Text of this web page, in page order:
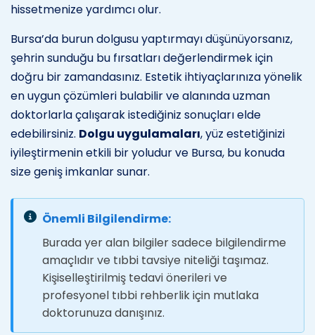
hissetmenize yardımcı olur.
Bursa’da burun dolgusu yaptırmayı düşünüyorsanız,
şehrin sunduğu bu fırsatları değerlendirmek için
doğru bir zamandasınız. Estetik ihtiyaçlarınıza yönelik
en uygun çözümleri bulabilir ve alanında uzman
doktorlarla çalışarak istediğiniz sonuçları elde
edebilirsiniz. Dolgu uygulamaları, yüz estetiğinizi
iyileştirmenin etkili bir yoludur ve Bursa, bu konuda
size geniş imkanlar sunar.
Önemli Bilgilendirme:
Burada yer alan bilgiler sadece bilgilendirme
amaçlıdır ve tıbbi tavsiye niteliği taşımaz.
Kişiselleştirilmiş tedavi önerileri ve
profesyonel tıbbi rehberlik için mutlaka
doktorunuza danışınız.